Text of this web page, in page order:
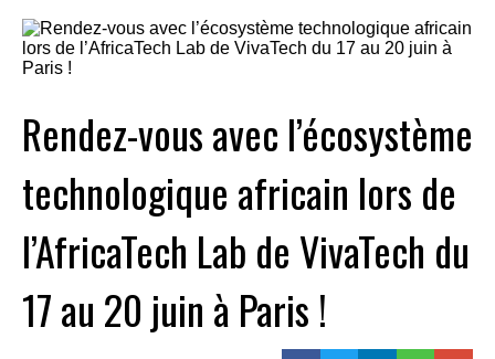
Rendez-vous avec l’écosystème
technologique africain lors de
l’AfricaTech Lab de VivaTech du
17 au 20 juin à Paris !